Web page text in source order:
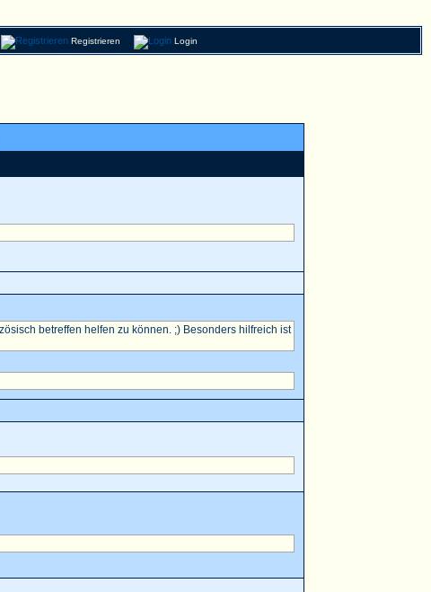
Registrieren Login
betreffen helfen zu können. ;) Besonders hilfreich ist